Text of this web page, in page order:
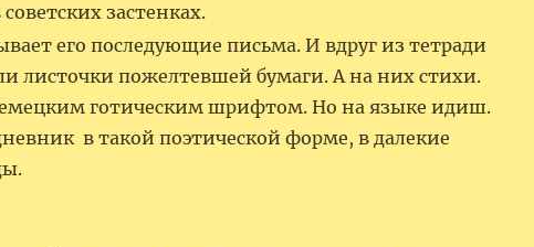
застенках.
его последующие письма. И вдруг из тетради
листочки пожелтевшей бумаги. А на них стихи.
готическим шрифтом. Но на языке идиш.
в такой поэтической форме, в далекие